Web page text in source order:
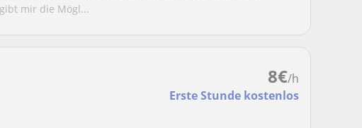
mir die Mögl...
8€/h
Erste Stunde kostenlos